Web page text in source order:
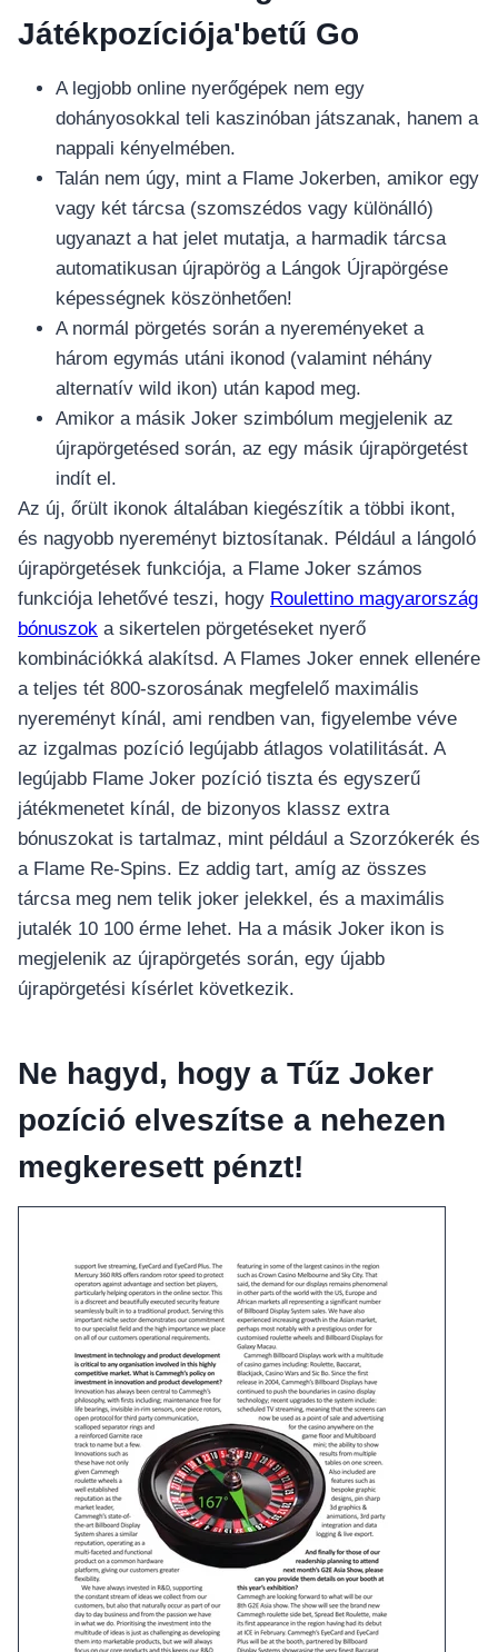
Játékpozíciója'betű Go
A legjobb online nyerőgépek nem egy
dohányosokkal teli kaszinóban játszanak, hanem a
nappali kényelmében.
Talán nem úgy, mint a Flame Jokerben, amikor egy
vagy két tárcsa (szomszédos vagy különálló)
ugyanazt a hat jelet mutatja, a harmadik tárcsa
automatikusan újrapörög a Lángok Újrapörgése
képességnek köszönhetően!
A normál pörgetés során a nyereményeket a
három egymás utáni ikonod (valamint néhány
alternatív wild ikon) után kapod meg.
Amikor a másik Joker szimbólum megjelenik az
újrapörgetésed során, az egy másik újrapörgetést
indít el.
Az új, őrült ikonok általában kiegészítik a többi ikont,
és nagyobb nyereményt biztosítanak. Például a lángoló
újrapörgetések funkciója, a Flame Joker számos
funkciója lehetővé teszi, hogy Roulettino magyarország
bónuszok a sikertelen pörgetéseket nyerő
kombinációkká alakítsd. A Flames Joker ennek ellenére
a teljes tét 800-szorosának megfelelő maximális
nyereményt kínál, ami rendben van, figyelembe véve
az izgalmas pozíció legújabb átlagos volatilitását. A
legújabb Flame Joker pozíció tiszta és egyszerű
játékmenetet kínál, de bizonyos klassz extra
bónuszokat is tartalmaz, mint például a Szorzókerék és
a Flame Re-Spins. Ez addig tart, amíg az összes
tárcsa meg nem telik joker jelekkel, és a maximális
jutalék 10 100 érme lehet. Ha a másik Joker ikon is
megjelenik az újrapörgetés során, egy újabb
újrapörgetési kísérlet következik.
Ne hagyd, hogy a Tűz Joker
pozíció elveszítse a nehezen
megkeresett pénzt!